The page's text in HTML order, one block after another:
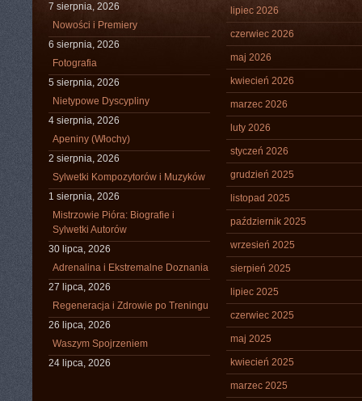
7 sierpnia, 2026
Nowości i Premiery
6 sierpnia, 2026
Fotografia
5 sierpnia, 2026
Nietypowe Dyscypliny
4 sierpnia, 2026
Apeniny (Włochy)
2 sierpnia, 2026
Sylwetki Kompozytorów i Muzyków
1 sierpnia, 2026
Mistrzowie Pióra: Biografie i
Sylwetki Autorów
30 lipca, 2026
Adrenalina i Ekstremalne Doznania
27 lipca, 2026
Regeneracja i Zdrowie po Treningu
26 lipca, 2026
Waszym Spojrzeniem
24 lipca, 2026
lipiec 2026
czerwiec 2026
maj 2026
kwiecień 2026
marzec 2026
luty 2026
styczeń 2026
grudzień 2025
listopad 2025
październik 2025
wrzesień 2025
sierpień 2025
lipiec 2025
czerwiec 2025
maj 2025
kwiecień 2025
marzec 2025